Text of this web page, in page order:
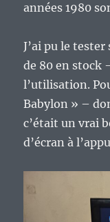
années 1980
J’ai pu le
de 80 en stock
l’utilisation.
Babylon » –
c’était un vrai
d’écran à